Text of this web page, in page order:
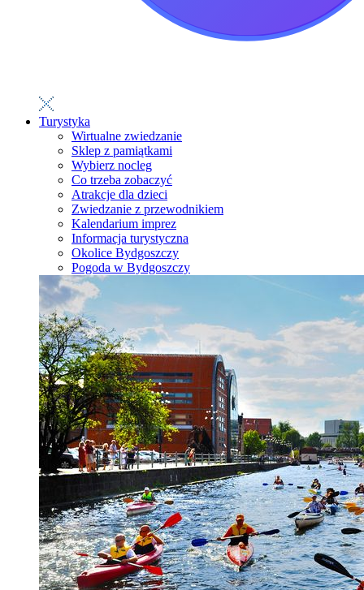
Turystyka
Wirtualne zwiedzanie
Sklep z pamiątkami
Wybierz nocleg
Co trzeba zobaczyć
Atrakcje dla dzieci
Zwiedzanie z przewodnikiem
Kalendarium imprez
Informacja turystyczna
Okolice Bydgoszczy
Pogoda w Bydgoszczy